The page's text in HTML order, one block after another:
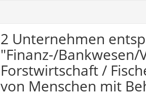
2 Unternehmen
"Finanz-/
Forstwirtschaft /
von Menschen mit